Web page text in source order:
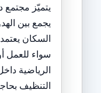
يتميّز مجتمع
يجمع بين
السكان
سواء للعمل
الرياضية
التنظيف